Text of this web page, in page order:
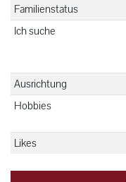
Familienstatus
Ich suche
Ausrichtung
Hobbies
Likes